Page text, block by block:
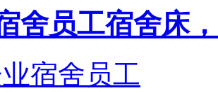
舍员工宿舍床